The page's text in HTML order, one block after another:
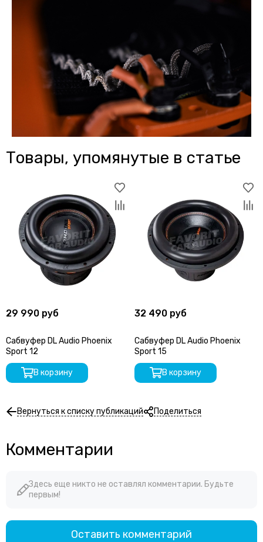
Товары, упомянутые в статье
29 990 руб
Сабвуфер DL Audio Phoenix
Sport 12
В корзину
32 490 руб
Сабвуфер DL Audio Phoenix
Sport 15
В корзину
Вернуться к списку публикаций Поделиться
Комментарии
Здесь еще никто не оставлял комментарии. Будьте
первым!
Оставить комментарий